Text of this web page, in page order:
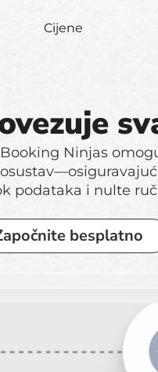
Cijene
Ninjas
podataka i nulte
besplatno